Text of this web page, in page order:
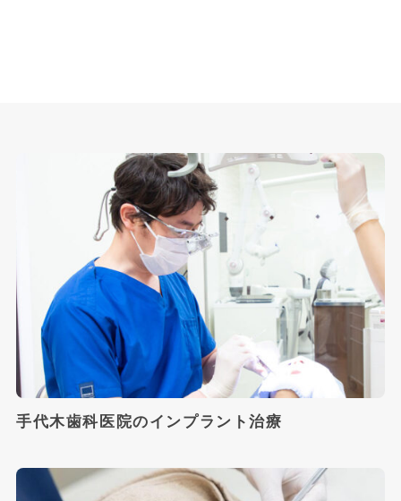
手代木歯科医院のインプラント治療